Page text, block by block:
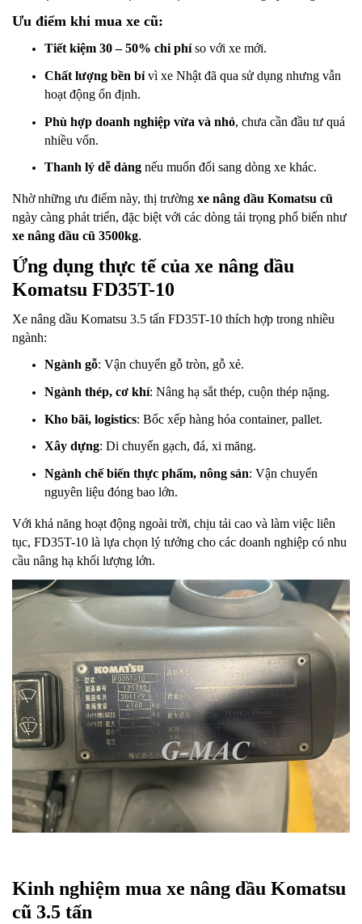
Ưu điểm khi mua xe cũ:
Tiết kiệm 30 – 50% chi phíso với xe mới.
Chất lượng bền bỉ vì xe Nhật đã qua sử dụng nhưng vẫn
hoạt động ổn định.
Phù hợp doanh nghiệp vừa và nhỏ, chưa cần đầu tư quá
nhiều vốn.
Thanh lý dễ dàng nếu muốn đổi sang dòng xe khác.
Nhờ những ưu điểm này, thị trường xe nâng dầu Komatsu cũ
ngày càng phát triển, đặc biệt với các dòng tải trọng phổ biến như
xe nâng dầu cũ 3500kg.
Ứng dụng thực tế của xe nâng dầu
Komatsu FD35T-10
Xe nâng dầu Komatsu 3.5 tấn FD35T-10 thích hợp trong nhiều
ngành:
Ngành gỗ: Vận chuyển gỗ tròn, gỗ xẻ.
Ngành thép, cơ khí: Nâng hạ sắt thép, cuộn thép nặng.
Kho bãi, logistics: Bốc xếp hàng hóa container, pallet.
Xây dựng: Di chuyển gạch, đá, xi măng.
Ngành chế biến thực phẩm, nông sản: Vận chuyển
nguyên liệu đóng bao lớn.
Với khả năng hoạt động ngoài trời, chịu tải cao và làm việc liên
tục, FD35T-10 là lựa chọn lý tưởng cho các doanh nghiệp có nhu
cầu nâng hạ khối lượng lớn.
Kinh nghiệm mua xe nâng dầu Komatsu
cũ 3.5 tấn